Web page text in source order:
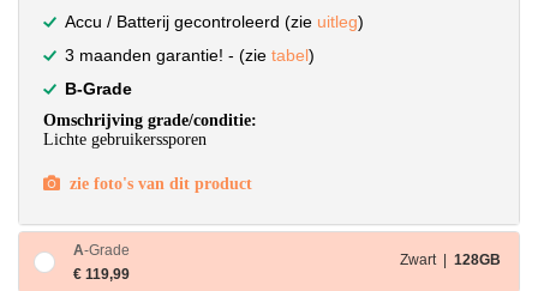
Accu / Batterij gecontroleerd (zie uitleg)
3 maanden garantie! - (zie tabel)
B-Grade
Omschrijving grade/conditie:
Lichte gebruikerssporen
zie foto's van dit product
A-Grade
€ 119,99
Zwart | 128GB